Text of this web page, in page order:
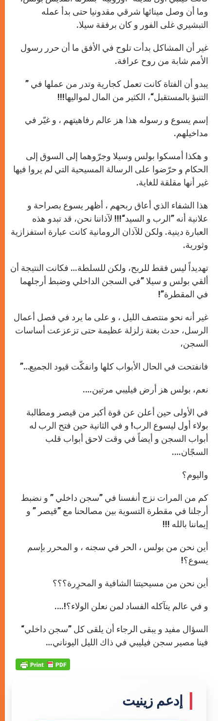
p e
r
k
وما أن وصل مينائها شرقي مقدونيا حتى بدأ عمله
التبشيري غلى الفور و كان برفقة سيلا.
غير أن المشاكل بدأت تلوح في الأفق ما أن حرر رسول
الأمم شابة من روح عرافة.
يبدو أن الفتاة كانت تعمل كجارية وتدر من عملها في ”
التنبؤ بالمستقبل“، الكثير من المال لمواليها!!!
إسم يسوع و رسوله هذا هز عالم رفاهيتهم ، و غيّر في
مداخيلهم.
و هكذا أمسكوا بولس وسيلا وجرّوهما إلى السوق إلى
الحكام و حرّضوا على الرسالة المسيحية التي لم يروا فيها
غير أنها مقلقة للغاية.
هذا الشفاء الذي أعاق ربحهم ، أظهر يسوع بصراحة و
علانية أنه ”الرب و السيد“!!! لآذاننا نحن، قد تبدو هذه
العبارة دينية. ولكن للآذان الرومانية كانت عبارة استفزازية
وثورية.
تهديداً ليس فقط للربح، ولكن للسلطة… فكانت النتيجة أن
ألقي بولس و سيلا ”في السجن الداخلي وضبط أرجلهما
في المقطرة”!
غير أنه نحو منتصف الليل ، و على ما يرد في فصل أعمال
الرسل، حدث بغتة زلزلة عظيمة حتى تزعزعت أساسات
السجن،
فانفتحت في الحال الأبواب كلها وانفكّت قيود الجميع…”
نعم، بولس هز أرض فيليبي مرتين….
في الأولى حين أعلن عن قوة أكبر من قيصر ومطالبة
بولاء أول ليسوع الرب! و في الثانية حين فتح الرب له
أبواب السجن و أيضاً في وقت لاحق أبواب قلب
السجّان….
واليوم؟
كم من المرات نزج أنفسنا في ”سجن داخلي ” و نضبط
أرجلنا في مقطرة التسوية بين مصالحنا مع ”قيصر ” و
إيماننا بالله !!!
أين نحن من بولس ، الحر في سجنه ، و المحرر بإسم
يسوع؟!
أين نحن من مسيحيتنا الشافية و المحرِرة؟؟؟
و في عالم يتآكله الفساد لمن نعلن الولاء؟!….
السؤال مفيد و يبقى الرجاء أن يلقى كل ”سجن داخلي“
فينا مصير سجن فيليبي في ذاك الليل اليوناني…
إدعم زينيت